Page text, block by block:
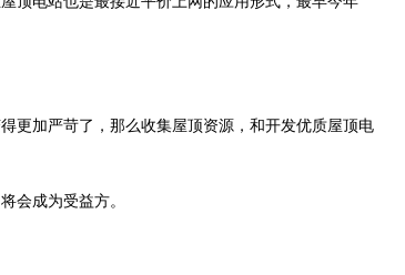
更加严苛了，那么收集屋顶资源，和开发优质屋顶电
会成为受益方。